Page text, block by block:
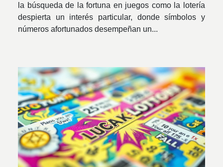
la búsqueda de la fortuna en juegos como la lotería
despierta un interés particular, donde símbolos y
números afortunados desempeñan un...